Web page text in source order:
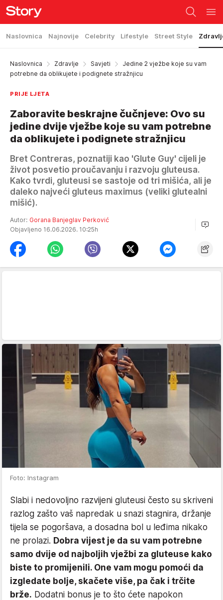
Naslovnica Najnovije Celebrity Lifestyle Street Style
Naslovnica Zdravlje Savjeti
Jedine 2 vježbe koje su vam
potrebne da oblikujete i podignete stražnjicu
PRIJE LJETA
Zaboravite beskrajne čučnjeve: Ovo su
jedine dvije vježbe koje su vam potrebne
da oblikujete i podignete stražnjicu
Bret Contreras, poznatiji kao 'Glute Guy' cijeli je
život posvetio proučavanju i razvoju gluteusa.
Kako tvrdi, gluteusi se sastoje od tri mišića, ali je
daleko najveći gluteus maximus (veliki glutealni
mišić).
Autor: Gorana Banjeglav Perković
Objavljeno 16.06.2026. 10:25h
Foto: Instagram
Slabi i nedovoljno razvijeni gluteusi često su skriveni
razlog zašto vaš napredak u snazi stagnira, držanje
tijela se pogoršava, a dosadna bol u leđima nikako
ne prolazi. Dobra vijest je da su vam potrebne
samo dvije od najboljih vježbi za gluteuse kako
biste to promijenili. One vam mogu pomoći da
izgledate bolje, skačete više, pa čak i trčite
brže. Dodatni bonus je to što ćete napokon